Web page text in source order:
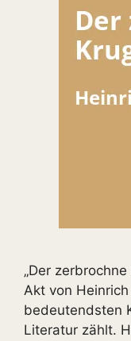
„Der
Akt von
bedeutendsten
Literatur zählt.